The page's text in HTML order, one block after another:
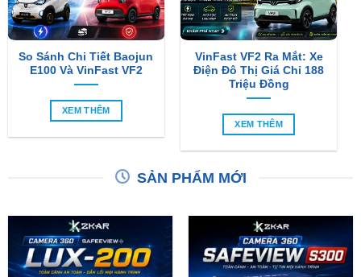
So Sánh Chi Tiết Baojun
E100 Và VinFast VF2
XEM THÊM
VinFast VF2 Ra Mắt: Xe
Điện Đô Thị Giá Chỉ 188
Triệu Đồng
XEM THÊM
SẢN PHẨM MỚI